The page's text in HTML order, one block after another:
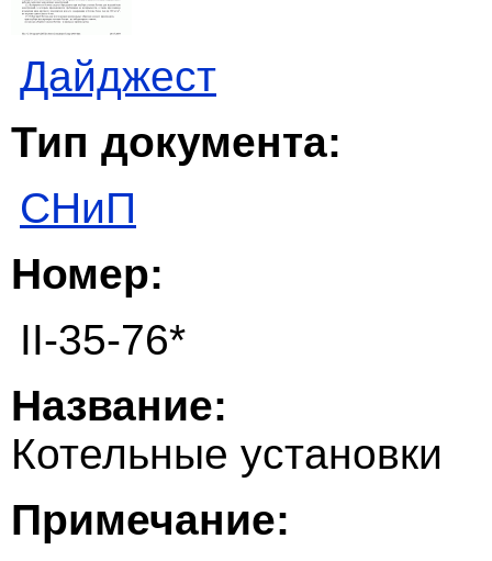
Дайджест
Тип документа:
СНиП
Номер:
II-35-76*
Название:
Котельные установки
Примечание: